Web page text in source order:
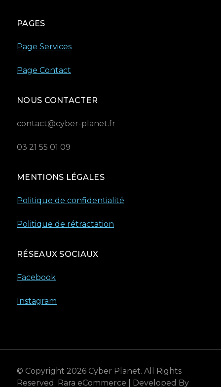
PAGES
Page Services
Page Contact
NOUS CONTACTER
contact@cyber-planet.fr
03 21 55 01 09
MENTIONS LÉGALES
Politique de confidentialité
Politique de rétractation
RÉSEAUX SOCIAUX
Facebook
Instagram
© Copyright 2026 Cyber Planet. All Rights
Reserved. Rara eCommerce | Developed By